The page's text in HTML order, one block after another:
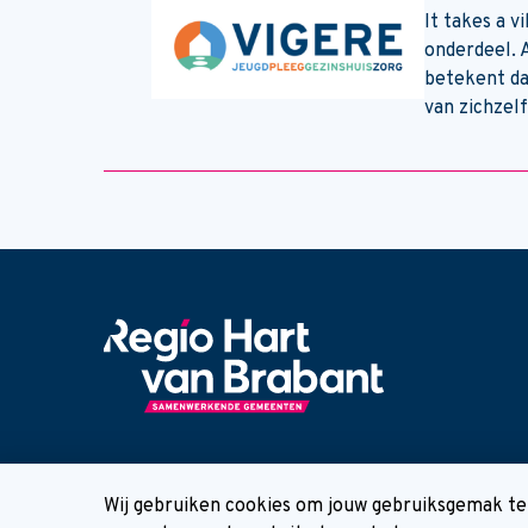
Cookie melding
Wij gebruiken cookies om jouw gebruiksgemak te
It takes a
onderdeel.
betekent
van